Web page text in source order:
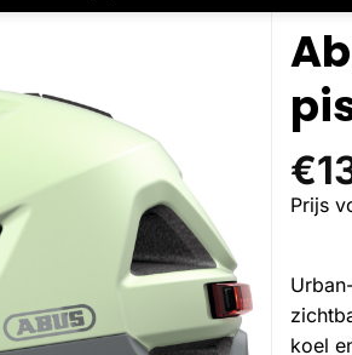
€
Prijs
koel